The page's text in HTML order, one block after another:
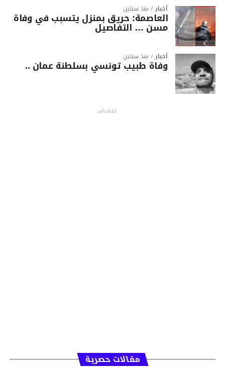
أخبار منذ سنتين
العاصمة: حريق بمنزل يتسبب في وفاة
مسن … التفاصيل
أخبار منذ سنتين
وفاة طبيب تونسي بسلطنة عمان ..
إعلانات
مقالات حصرية